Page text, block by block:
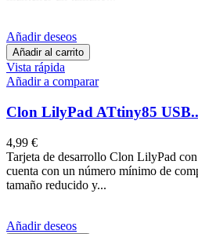
Añadir deseos
Añadir al carrito
Vista rápida
Añadir a comparar
Clon LilyPad ATtiny85
4,99 €
Tarjeta de desarrollo Clon LilyPad
cuenta con un número mínimo de
tamaño reducido y...
Añadir deseos